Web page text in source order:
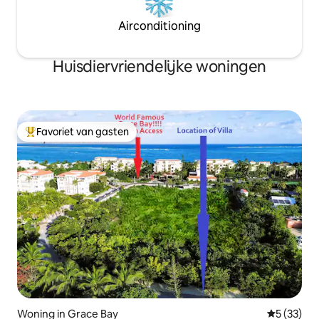
Airconditioning
Huisdiervriendelijke woningen
Topfavoriet van gasten
Favoriet van gasten
Woning in Grace Bay
5 (33)